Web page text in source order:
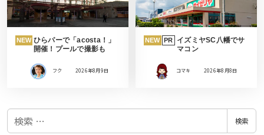
NEW ひらパーで「acosta！」
開催！プールで撮影も
フク 2026年8月9日
NEW PR
イズミヤSC八幡でサ
マコン
コマキ 2026年8月8日
検
検索